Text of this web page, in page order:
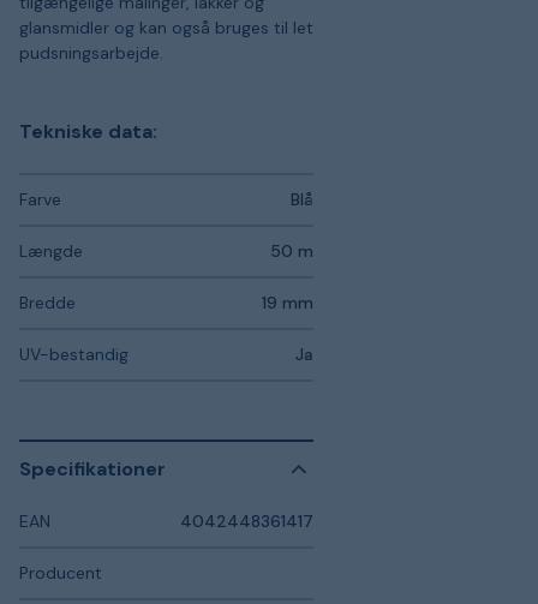
glansmidler og kan også bruges til let
pudsningsarbejde.
Tekniske data:
Farve Blå
Længde 50 m
Bredde 19 mm
UV-bestandig Ja
Specifikationer
EAN 4042448361417
Producent